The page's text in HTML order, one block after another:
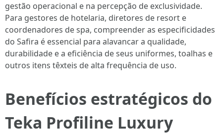
gestão operacional e na percepção de exclusividade.
Para gestores de hotelaria, diretores de resort e
coordenadores de spa, compreender as especificidades
do Safira é essencial para alavancar a qualidade,
durabilidade e a eficiência de seus uniformes, toalhas e
outros itens têxteis de alta frequência de uso.
Benefícios estratégicos do
Teka Profiline Luxury